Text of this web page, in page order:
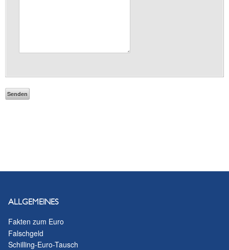
ALLGEMEINES
Fakten zum Euro
Falschgeld
Schilling-Euro-Tausch